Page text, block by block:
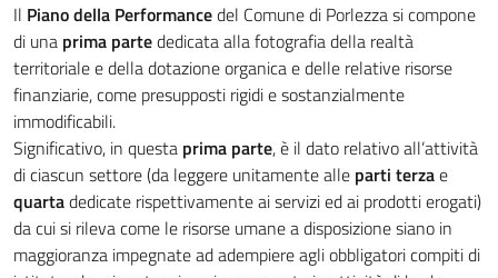
Il Piano della Performancedel Comune di Porlezza si compone
di una prima partededicata alla fotografia della realtà
territoriale e della dotazione organica e delle relative risorse
finanziarie, come presupposti rigidi e sostanzialmente
immodificabili.
Significativo, in questa prima parte, è il dato relativo all’attività
di ciascun settore (da leggere unitamente alle parti terzae
quartadedicate rispettivamente ai servizi ed ai prodotti erogati)
da cui si rileva come le risorse umane a disposizione siano in
maggioranza impegnate ad adempiere agli obbligatori compiti di